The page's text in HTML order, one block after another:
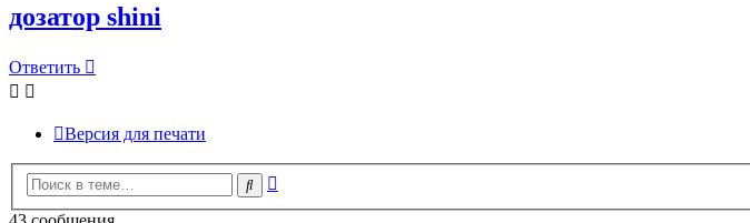
дозатор shini
Ответить
Версия для печати
Поиск